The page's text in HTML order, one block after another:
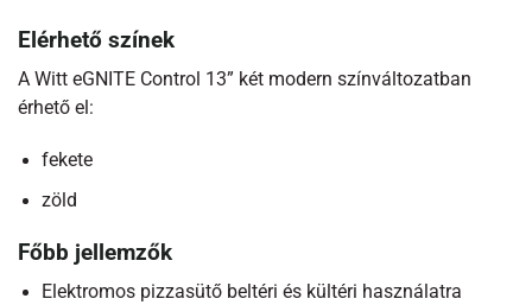
Elérhető színek
A Witt eGNITE Control 13” két modern színváltozatban
érhető el:
fekete
zöld
Főbb jellemzők
Elektromos pizzasütő beltéri és kültéri használatra